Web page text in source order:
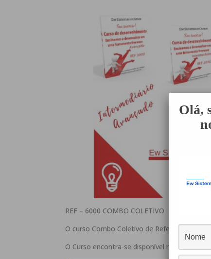
REF – 6000 COMBO COLETIVO
O curso Combo Coletivo de Referência
O Curso encontra-se disponível na
Olá,